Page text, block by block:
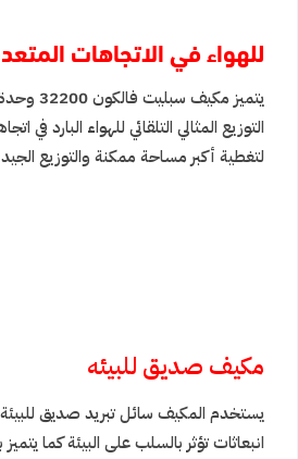
للهواء في الاتجاهات
يتميز
التوزيع المثالي التلقائي للهواء البارد في
لتغطية أكبر مساحة ممكنة والتوزيع
مكيف صديق للبيئه
يستخدم المكيف سائل تبريد صديق
انبعاثات تؤثر بالسلب على البيئة كما